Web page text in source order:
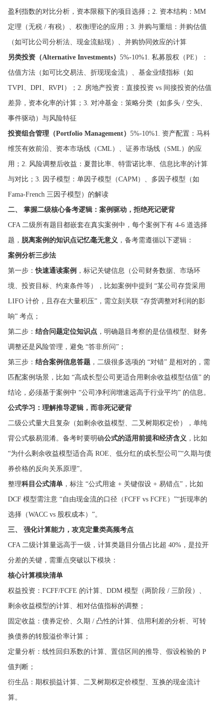
盈利指数的对比分析，资本限额下的项目选择；2. 资本结构：MM
定理（无税 / 有税）、权衡理论的应用；3. 并购与重组：并购估值
（如可比公司分析法、现金流贴现）、并购协同效应的计算
另类投资（Alternative Investments） 5%-10%1. 私募股权（PE）：
估值方法（如可比交易法、折现现金流）、基金业绩指标（如
TVPI、DPI、RVPI）；2. 房地产投资：直接投资 vs 间接投资的估值
差异，资本化率的计算；3. 对冲基金：策略分类（如多头 / 空头、
事件驱动）与风险特征
投资组合管理（Portfolio Management） 5%-10%1. 资产配置：马科
维茨有效前沿、资本市场线（CML）、证券市场线（SML）的应
用；2. 风险调整后收益：夏普比率、特雷诺比率、信息比率的计算
与对比；3. 因子模型：单因子模型（CAPM）、多因子模型（如
Fama-French 三因子模型）的解读
二、 掌握二级核心备考逻辑：案例驱动，拒绝死记硬背
CFA 二级所有题目都嵌套在真实案例中，每个案例下有 4-6 道选择
题， 脱离案例的知识点记忆毫无意义 ，备考需遵循以下逻辑：
案例分析三步法
第一步：快速通读案例 ，标记关键信息（公司财务数据、市场环
境、投资目标、约束条件等），比如案例中提到 “某公司存货采用
LIFO 计价，且存在大量积压”，需立刻关联 “存货调整对利润的影
响” 考点；
第二步： 结合问题定位知识点，明确题目考察的是估值模型、财务
调整还是风险管理，避免 “答非所问”；
第三步： 结合案例信息答题，二级很多选项的 “对错” 是相对的，需
匹配案例场景，比如 “高成长型公司更适合用剩余收益模型估值” 的
结论，必须基于案例中 “公司净利润增速远高于行业平均” 的信息。
公式学习：理解推导逻辑，而非死记硬背
二级公式量大且复杂（如剩余收益模型、二叉树期权定价），单纯
背公式极易混淆。备考时要明确公式的适用前提和经济含义 ，比如
“为什么剩余收益模型适合高 ROE、低分红的成长型公司”“久期与债
券价格的反向关系原理”。
整理科目公式清单，标注 “公式用途 + 关键假设 + 易错点”，比如
DCF 模型需注意 “自由现金流的口径（FCFF vs FCFE）”“折现率的
选择（WACC vs 股权成本）”。
三、 强化计算能力，攻克定量类高频考点
CFA 二级计算量远高于一级，计算类题目分值占比超 40%，是拉开
分差的关键，需重点突破以下模块：
核心计算模块清单
权益投资：FCFF/FCFE 的计算、DDM 模型（两阶段 / 三阶段）、
剩余收益模型的计算、相对估值指标的调整；
固定收益：债券定价、久期 / 凸性的计算、信用利差的分析、可转
换债券的转股溢价率计算；
定量分析：线性回归系数的计算、置信区间的推导、假设检验的 P
值判断；
衍生品：期权损益计算、二叉树期权定价模型、互换的现金流计
算。